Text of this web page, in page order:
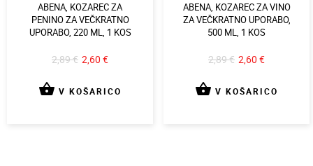
ABENA, KOZAREC ZA
PENINO ZA VEČKRATNO
UPORABO, 220 ML, 1 KOS
2,89 € 2,60 €
shopping_basket V KOŠARICO
ABENA, KOZAREC ZA VINO
ZA VEČKRATNO UPORABO,
500 ML, 1 KOS
2,89 € 2,60 €
shopping_basket V KOŠARICO